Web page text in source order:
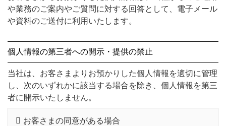
や業務のご案内やご質問に対する回答として、電子メール
や資料のご送付に利用いたします。
個人情報の第三者への開示・提供の禁止
当社は、お客さまよりお預かりした個人情報を適切に管理
し、次のいずれかに該当する場合を除き、個人情報を第三
者に開示いたしません。
お客さまの同意がある場合